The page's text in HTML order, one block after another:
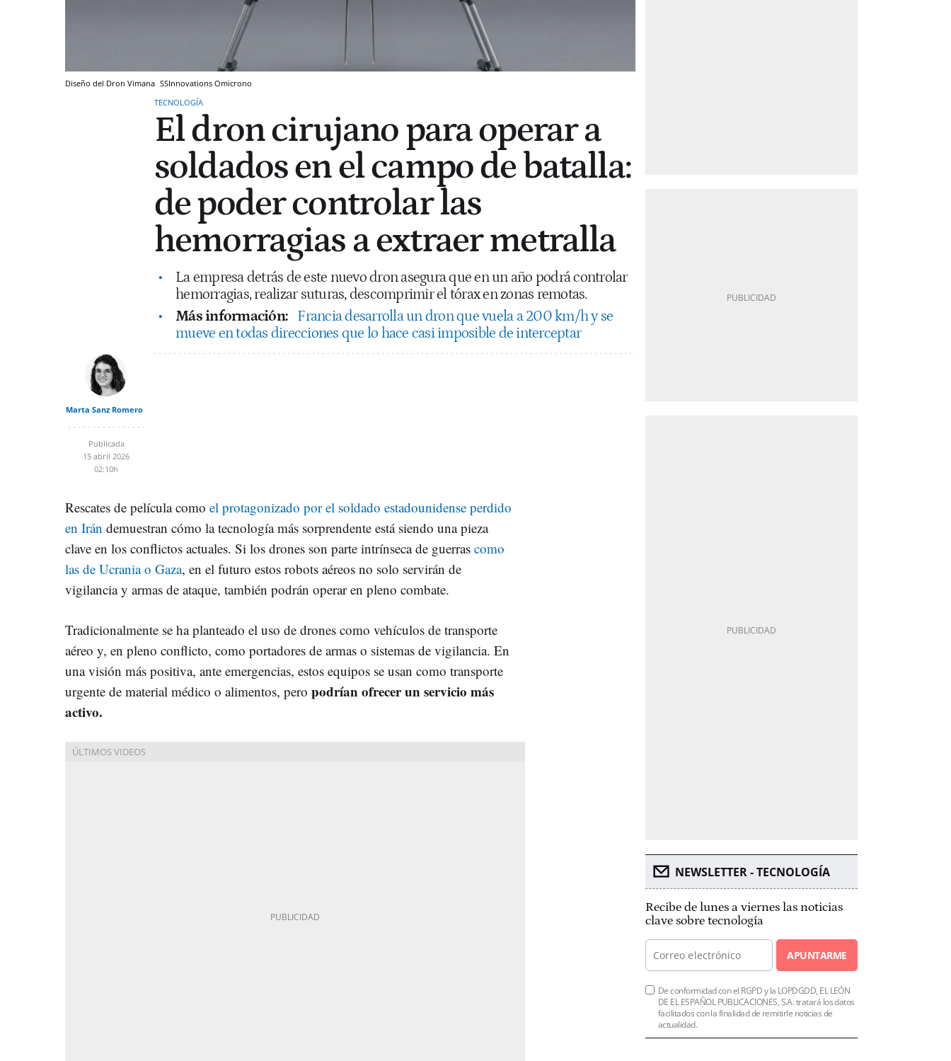
Diseño del Dron Vimana SSInnovations Omicrono
TECNOLOGÍA
El dron cirujano para operar a
soldados en el campo de batalla:
de poder controlar las
hemorragias a extraer metralla
La empresa detrás de este nuevo dron asegura que en un año podrá controlar
hemorragias, realizar suturas, descomprimir el tórax en zonas remotas.
Más información:
Francia desarrolla un dron que vuela a 200 km/h y se
mueve en todas direcciones que lo hace casi imposible de interceptar
Marta Sanz Romero
Publicada
15 abril 2026
02:10h
Rescates de película como el protagonizado por el soldado estadounidense perdido
en Irán demuestran cómo la tecnología más sorprendente está siendo una pieza
clave en los conflictos actuales. Si los drones son parte intrínseca de guerras como
las de Ucrania o Gaza, en el futuro estos robots aéreos no solo servirán de
vigilancia y armas de ataque, también podrán operar en pleno combate.
Tradicionalmente se ha planteado el uso de drones como vehículos de transporte
aéreo y, en pleno conflicto, como portadores de armas o sistemas de vigilancia. En
una visión más positiva, ante emergencias, estos equipos se usan como transporte
urgente de material médico o alimentos, pero podrían ofrecer un servicio más
activo.
NEWSLETTER - TECNOLOGÍA
Recibe de lunes a viernes las noticias
clave sobre tecnología
APUNTARME
De conformidad con el RGPD y la LOPDGDD, EL LEÓN
DE EL ESPAÑOL PUBLICACIONES, S.A. tratará los datos
facilitados con la finalidad de remitirle noticias de
actualidad.